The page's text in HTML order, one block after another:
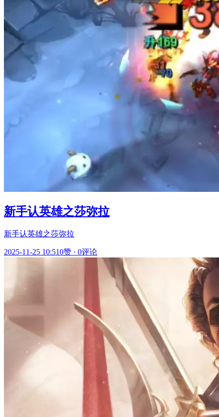
新手认英雄之莎弥拉
新手认英雄之莎弥拉
2025-11-25 10:510赞 · 0评论